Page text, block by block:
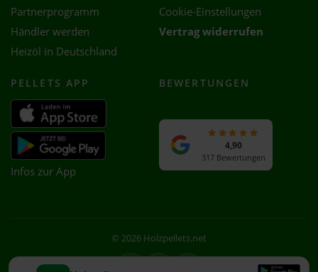
Partnerprogramm
Händler werden
Heizöl in Deutschland
Cookie-Einstellungen
Vertrag widerrufen
PELLETS APP
Infos zur App
BEWERTUNGEN
4,90
317 Bewertungen
© 2026 Holzpellets.net